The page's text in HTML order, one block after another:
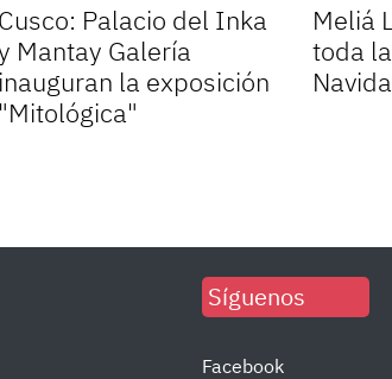
Cusco: Palacio del Inka
Mantay Galería
inauguran la exposición
"Mitológica"
Meliá
toda
Síguenos
Facebook